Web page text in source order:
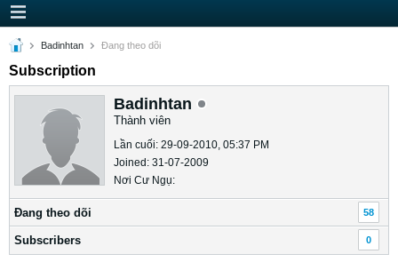
Badinhtan Ðang theo dõi
Subscription
Badinhtan
Thành viên
Lần cuối: 29-09-2010, 05:37 PM
Joined: 31-07-2009
Nơi Cư Ngụ:
Ðang theo dõi 58
Subscribers 0